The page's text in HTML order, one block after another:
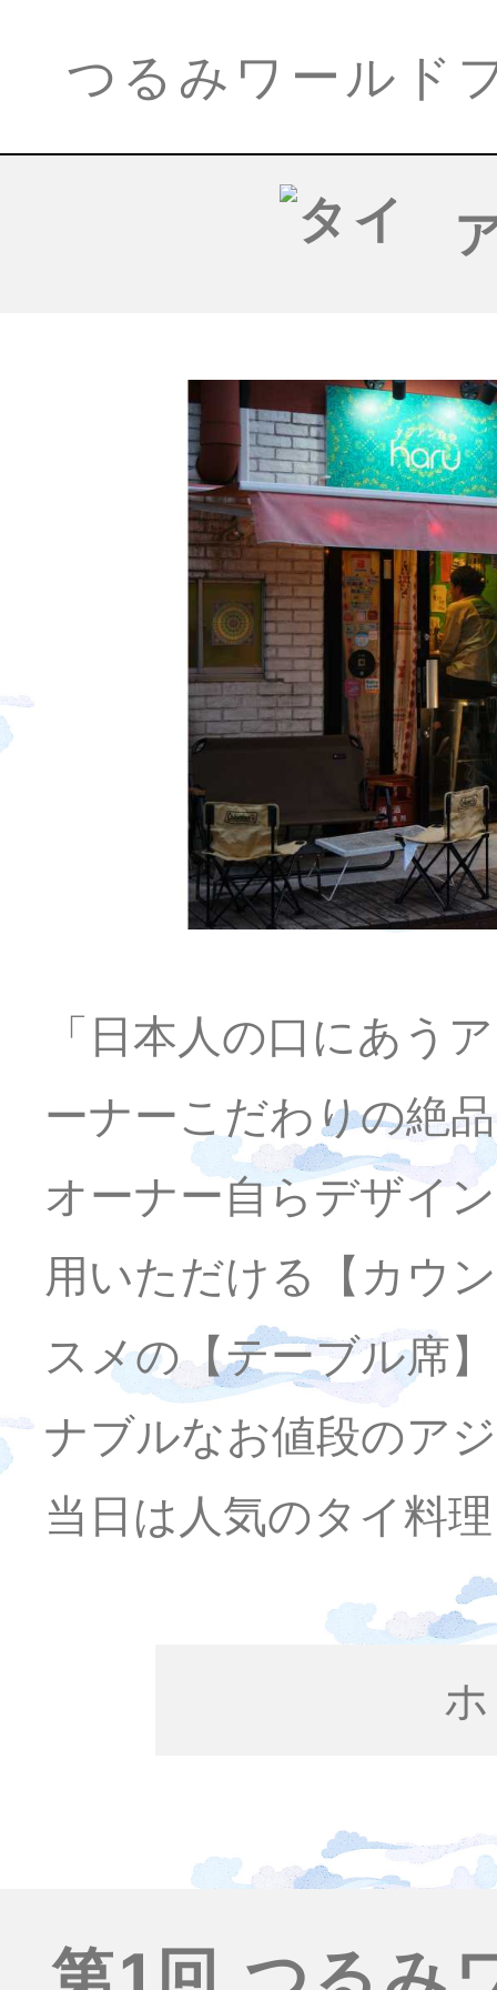
つるみワールド
「日本人の口にあう
ーナーこだわりの絶
オーナー自らデザイ
用いただける【カウ
スメの【テーブル席
ナブルなお値段のア
当日は人気のタイ料